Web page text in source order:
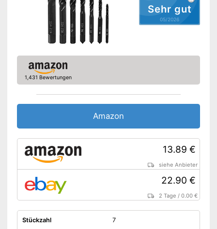
Sehr gut
05/2026
1,431 Bewertungen
Amazon
13.89 €
siehe Anbieter
22.90 €
2 Tage /0.00 €
Stückzahl 7